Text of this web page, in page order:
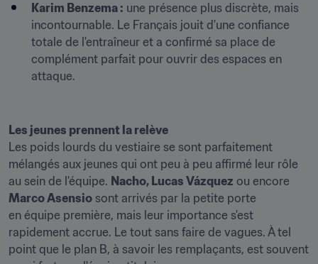
Karim Benzema : une présence plus discrète, mais
incontournable. Le Français jouit d'une confiance
totale de l'entraîneur et a confirmé sa place de
complément parfait pour ouvrir des espaces en
attaque.
Les jeunes prennent la relève
Les poids lourds du vestiaire se sont parfaitement
mélangés aux jeunes qui ont peu à peu affirmé leur rôle
au sein de l'équipe. Nacho, Lucas Vázquez
Marco Asensio sont arrivés par la petite porte
en équipe première, mais leur importance s'est
rapidement accrue. Le tout sans faire de vagues. À tel
point que le plan B, à savoir les remplaçants, est souvent